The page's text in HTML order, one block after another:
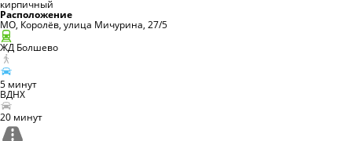
кирпичный
Расположение
МО, Королёв, улица Мичурина, 27/5
ЖД Болшево
5 минут
ВДНХ
20 минут